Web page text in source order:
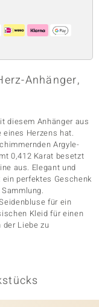
Anhänger,
diesem Anhänger aus
Herzens hat.
Argyle-
0,412 Karat besetzt
aus. Elegant und
perfektes Geschenk
für ein
Kleid für einen
Liebe zu